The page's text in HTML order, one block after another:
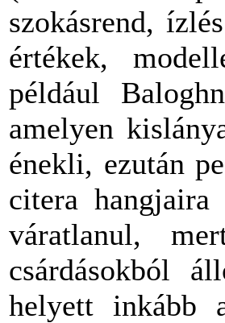
szokásrend,
értékek,
például
amelyen
énekli, ezután
citera
váratlanul,
csárdásokból
helyett inkább